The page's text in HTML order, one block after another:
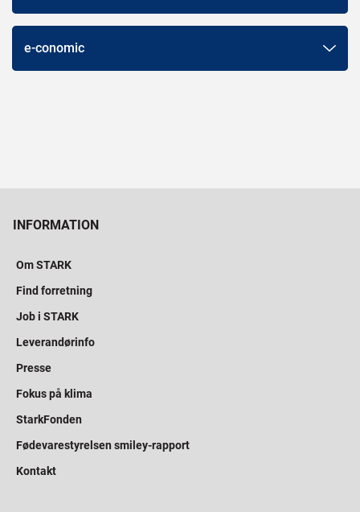
e-conomic
INFORMATION
Om STARK
Find forretning
Job i STARK
Leverandørinfo
Presse
Fokus på klima
StarkFonden
Fødevarestyrelsen smiley-rapport
Kontakt